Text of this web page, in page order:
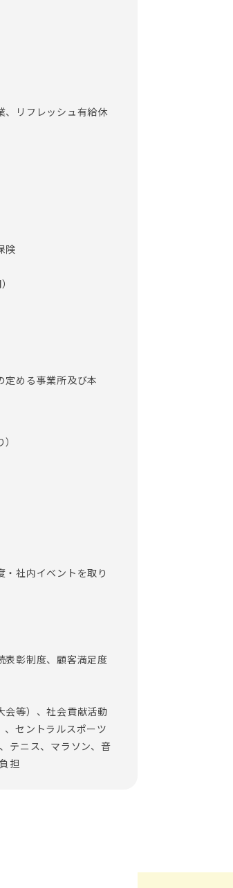
リフレッシュ有給休
険
める事業所及び本
・社内イベントを取り
表彰制度、顧客満足度
会等）、社会貢献活動
、セントラルスポーツ
テニス、マラソン、音
担